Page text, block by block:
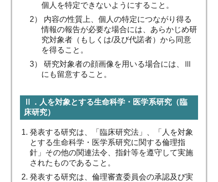
個人を特定できないようにすること。
2） 内容の性質上、個人の特定につながり得る
情報の報告が必要な場合には、あらかじめ研
究対象者（もしくは/及び代諾者）から同意
を得ること。
3） 研究対象者の顔画像を用いる場合には、Ⅲ
にも留意すること。
Ⅱ．人を対象とする生命科学・医学系研究（臨
床研究）
発表する研究は、「臨床研究法」、「人を対象
とする生命科学・医学系研究に関する倫理指
針」その他の関連法令、指針等を遵守して実施
されたものであること。
発表する研究は、倫理審査委員会の承認及び実